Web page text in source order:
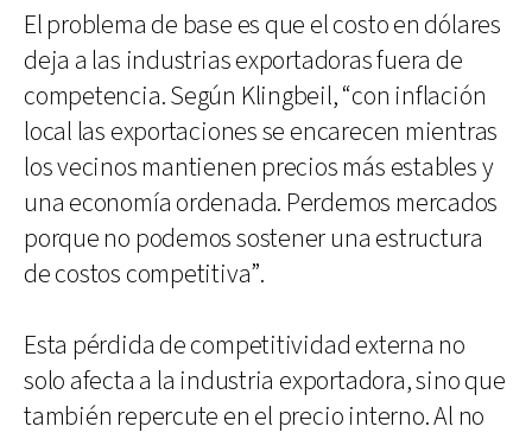
El problema de base es que el costo en dólares
deja a las industrias exportadoras fuera de
competencia. Según Klingbeil, “con inflación
local las exportaciones se encarecen mientras
los vecinos mantienen precios más estables y
una economía ordenada. Perdemos mercados
porque no podemos sostener una estructura
de costos competitiva”.
Esta pérdida de competitividad externa no
solo afecta a la industria exportadora, sino que
también repercute en el precio interno. Al no